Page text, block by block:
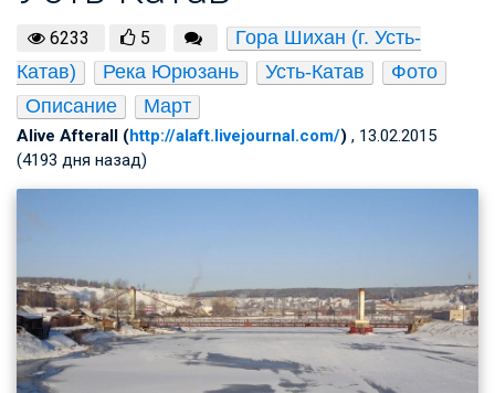
6233 5
Гора Шихан (г. Усть-
Катав)
Река Юрюзань Усть-Катав
Фото
Описание
Март
Alive Afterall (http://alaft.livejournal.com/) , 13.02.2015
(4193 дня назад)